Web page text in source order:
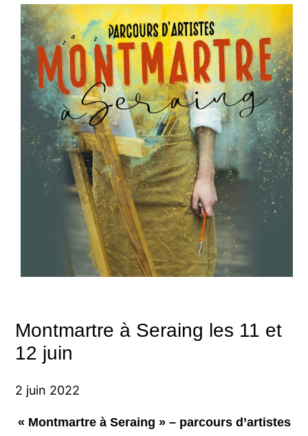
Montmartre à Seraing les 11 et
12 juin
2 juin 2022
« Montmartre à Seraing » – parcours d’artistes